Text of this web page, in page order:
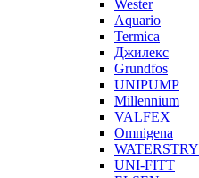
Wester
Aquario
Termica
Джилекс
Grundfos
UNIPUMP
Millennium
VALFEX
Omnigena
WATERSTRY
UNI-FITT